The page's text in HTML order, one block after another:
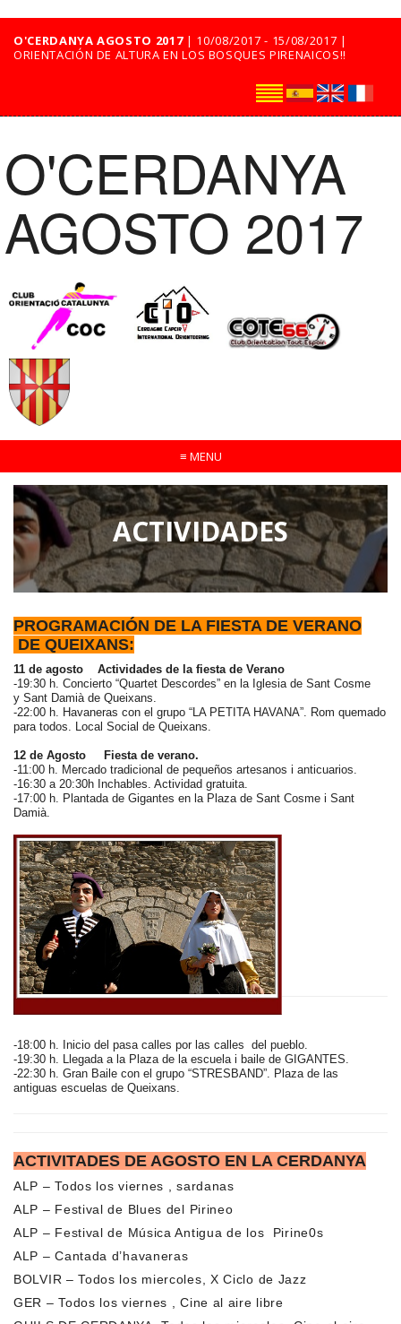
O'CERDANYA AGOSTO 2017| 10/08/2017 - 15/08/2017 |
ORIENTACIÓN DE ALTURA EN LOS BOSQUES PIRENAICOS!!
O'CERDANYA
AGOSTO 2017
≡ MENU
ACTIVIDADES
PROGRAMACIÓN DE LA FIESTA DE VERANO
DE QUEIXANS:
11 de agosto Actividades de la fiesta de Verano
-19:30 h. Concierto “Quartet Descordes” en la Iglesia de Sant Cosme
y Sant Damià de Queixans.
-22:00 h. Havaneras con el grupo “LA PETITA HAVANA”. Rom quemado
para todos. Local Social de Queixans.
12 de Agosto Fiesta de verano.
-11:00 h. Mercado tradicional de pequeños artesanos i anticuarios.
-16:30 a 20:30h Inchables. Actividad gratuita.
-17:00 h. Plantada de Gigantes en la Plaza de Sant Cosme i Sant
Damià.
-18:00 h. Inicio del pasa calles por las calles del pueblo.
-19:30 h. Llegada a la Plaza de la escuela i baile de GIGANTES.
-22:30 h. Gran Baile con el grupo “STRESBAND”. Plaza de las
antiguas escuelas de Queixans.
ACTIVITADES DE AGOSTO EN LA CERDANYA
ALP – Todos los viernes , sardanas
ALP – Festival de Blues del Pirineo
ALP – Festival de Música Antigua de los Pirine0s
ALP – Cantada d’havaneras
BOLVIR – Todos los miercoles, X Ciclo de Jazz
GER – Todos los viernes , Cine al aire libre